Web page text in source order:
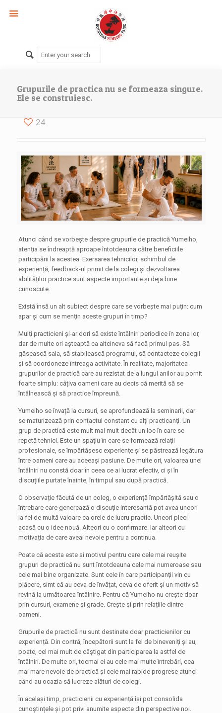
Grupurile de practica nu se formeaza singure.
Ele se construiesc.
24
Atunci când se vorbește despre grupurile de practică Yumeiho,
atenția se îndreaptă aproape întotdeauna către beneficiile
participării la acestea. Exersarea tehnicilor, schimbul de
experiență, feedback-ul primit de la colegi și dezvoltarea
abilităților practice sunt aspecte importante și deja bine
cunoscute.
Există însă un alt subiect despre care se vorbește mai puțin: cum
apar și cum se mențin aceste grupuri în timp?
Mulți practicieni și-ar dori să existe întâlniri periodice în zona lor,
dar de multe ori așteaptă ca altcineva să facă primul pas. Să
găsească sala, să stabilească programul, să contacteze colegii
și să coordoneze întreaga activitate. În realitate, majoritatea
grupurilor de practică care au rezistat de-a lungul anilor au pornit
foarte simplu: câțiva oameni care au decis că merită să se
întâlnească și să practice împreună.
Yumeiho se învață la cursuri, se aprofundează la seminarii, dar
se maturizează prin contactul constant cu alți practicanți. Un
grup de practică este mult mai mult decât un loc în care se
repetă tehnici. Este un spațiu în care se formează relații
profesionale, se împărtășesc experiențe și se păstrează legătura
între oameni care au aceeași pasiune. De multe ori, valoarea unei
întâlniri nu constă doar în ceea ce ai lucrat efectiv, ci și în
discuțiile purtate înainte, în timpul sau după practică.
O observație făcută de un coleg, o experiență împărtășită sau o
întrebare care generează o discuție interesantă pot avea uneori
la fel de multă valoare ca orele de lucru practic. Uneori pleci
acasă cu o idee nouă. Alteori cu o confirmare. Iar alteori cu
motivația de care aveai nevoie pentru a continua.
Poate că acesta este și motivul pentru care cele mai reușite
grupuri de practică nu sunt întotdeauna cele mai numeroase sau
cele mai bine organizate. Sunt cele în care participanții vin cu
plăcere, simt că au ceva de învățat, ceva de oferit și un motiv să
revină la următoarea întâlnire. Pentru că Yumeiho nu crește doar
prin cursuri, examene și grade. Crește și prin relațiile dintre
oameni.
Grupurile de practică nu sunt destinate doar practicienilor cu
experiență. Din contră, începătorii sunt la fel de bineveniți și au,
poate, cel mai mult de câștigat din participarea la astfel de
întâlniri. De multe ori, tocmai ei au cele mai multe întrebări, cea
mai mare nevoie de practică și cele mai rapide progrese atunci
când au ocazia să lucreze alături de colegi.
În același timp, practicienii cu experiență își pot consolida
cunoștințele și pot privi anumite aspecte din perspective noi.